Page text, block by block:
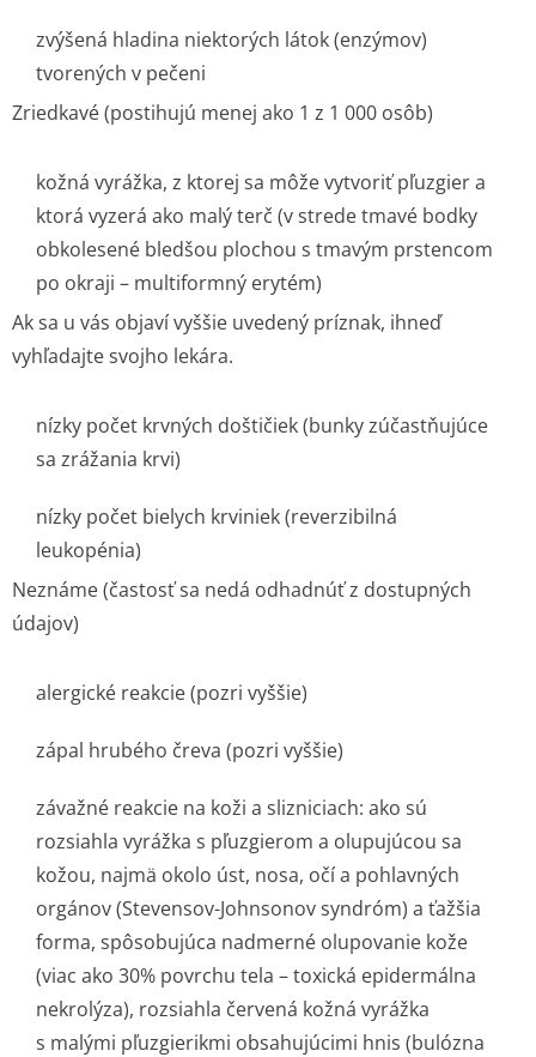
zvýšená hladina niektorých látok (enzýmov)
tvorených v pečeni
Zriedkavé(postihujú menej ako 1 z 1 000 osôb)
kožná vyrážka, z ktorej sa môže vytvoriť pľuzgier a
ktorá vyzerá ako malý terč (v strede tmavé bodky
obkolesené bledšou plochou s tmavým prstencom
po okraji – multiformný erytém)
Ak sa u vás objaví vyššie uvedený príznak, ihneď
vyhľadajte svojho lekára.
nízky počet krvných doštičiek (bunky zúčastňujúce
sa zrážania krvi)
nízky počet bielych krviniek (reverzibilná
leukopénia)
Neznáme(častosť sa nedá odhadnúť z dostupných
údajov)
alergické reakcie (pozri vyššie)
zápal hrubého čreva (pozri vyššie)
závažné reakcie na koži a slizniciach: ako sú
rozsiahla vyrážka s pľuzgierom a olupujúcou sa
kožou, najmä okolo úst, nosa, očí a pohlavných
orgánov (Stevensov-Johnsonov syndróm) a ťažšia
forma, spôsobujúca nadmerné olupovanie kože
(viac ako 30% povrchu tela – toxická epidermálna
nekrolýza), rozsiahla červená kožná vyrážka
s malými pľuzgierikmi obsahujúcimi hnis (bulózna